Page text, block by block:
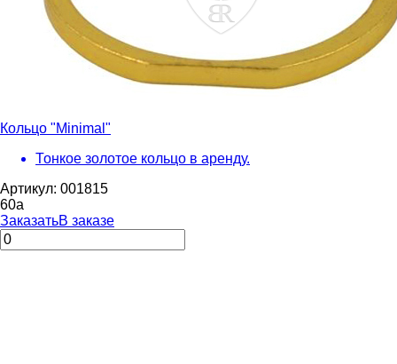
Кольцо "Minimal"
Тонкое золотое кольцо в аренду.
Артикул: 001815
60a
ЗаказатьВ заказе